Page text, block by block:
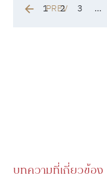
PREV
1 2 3 …
บทความที่เกี่ยวข้อง